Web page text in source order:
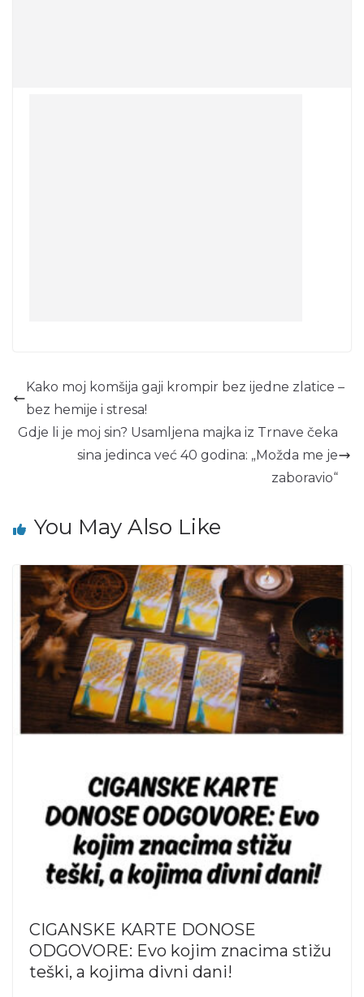
Kako moj komšija gaji krompir bez ijedne zlatice –
bez hemije i stresa!
Gdje li je moj sin? Usamljena majka iz Trnave čeka
sina jedinca već 40 godina: „Možda me je
zaboravio“
You May Also Like
CIGANSKE KARTE DONOSE
ODGOVORE: Evo kojim znacima stižu
teški, a kojima divni dani!